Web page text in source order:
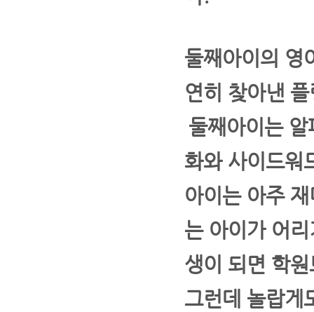
둘째아이의 영
연히 찾아낸
둘째아이는
화와 사이드워
아이는 아주
는 아이가 어
생이 되면 학
그런데 놀랍게